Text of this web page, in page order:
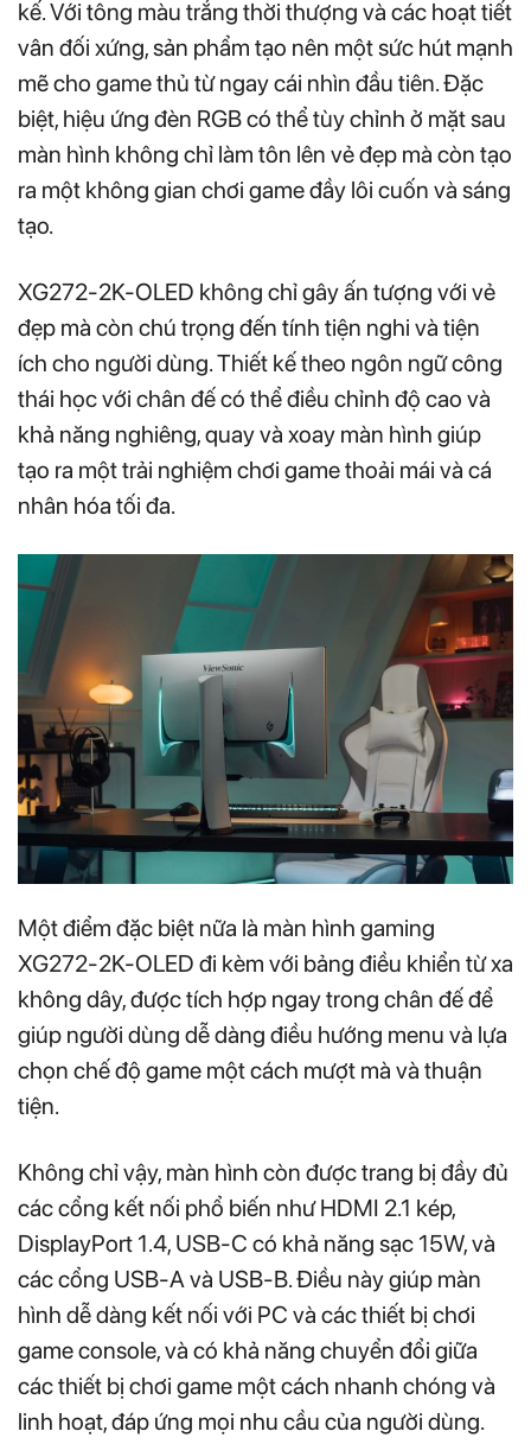
kế. Với tông màu trắng thời thượng và các hoạt tiết
vân đối xứng, sản phẩm tạo nên một sức hút mạnh
mẽ cho game thủ từ ngay cái nhìn đầu tiên. Đặc
biệt, hiệu ứng đèn RGB có thể tùy chỉnh ở mặt sau
màn hình không chỉ làm tôn lên vẻ đẹp mà còn tạo
ra một không gian chơi game đầy lôi cuốn và sáng
tạo.
XG272-2K-OLED không chỉ gây ấn tượng với vẻ
đẹp mà còn chú trọng đến tính tiện nghi và tiện
ích cho người dùng. Thiết kế theo ngôn ngữ công
thái học với chân đế có thể điều chỉnh độ cao và
khả năng nghiêng, quay và xoay màn hình giúp
tạo ra một trải nghiệm chơi game thoải mái và cá
nhân hóa tối đa.
Một điểm đặc biệt nữa là màn hình gaming
XG272-2K-OLED đi kèm với bảng điều khiển từ xa
không dây, được tích hợp ngay trong chân đế để
giúp người dùng dễ dàng điều hướng menu và lựa
chọn chế độ game một cách mượt mà và thuận
tiện.
Không chỉ vậy, màn hình còn được trang bị đầy đủ
các cổng kết nối phổ biến như HDMI 2.1 kép,
DisplayPort 1.4, USB-C có khả năng sạc 15W, và
các cổng USB-A và USB-B. Điều này giúp màn
hình dễ dàng kết nối với PC và các thiết bị chơi
game console, và có khả năng chuyển đổi giữa
các thiết bị chơi game một cách nhanh chóng và
linh hoạt, đáp ứng mọi nhu cầu của người dùng.